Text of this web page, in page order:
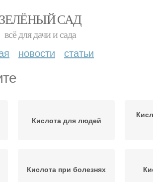
ЗЕЛЁНЫЙ САД
всё для дачи и сада
новости статьи
Кислота для людей
Кислота при болезнях